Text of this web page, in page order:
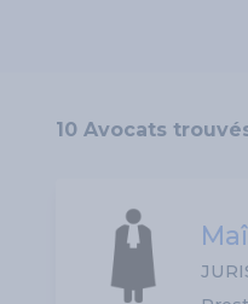
10 Avocats